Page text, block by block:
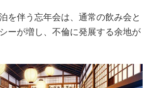
を伴う忘年会は、通常の飲み会と
ーが増し、不倫に発展する余地が